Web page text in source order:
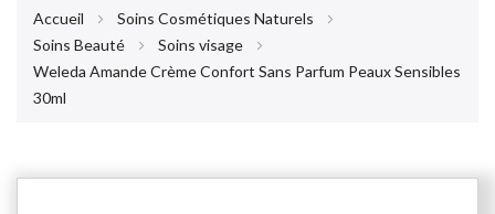
Accueil
Soins Cosmétiques Naturels
Soins Beauté
Soins visage
Weleda Amande Crème Confort Sans Parfum Peaux Sensibles
30ml